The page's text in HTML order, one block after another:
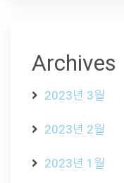
Archives
2023년 3월
2023년 2월
2023년 1월